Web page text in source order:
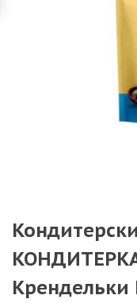
Крендельки